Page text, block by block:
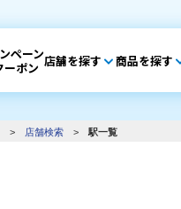
ペーン
ーポン 店舗を探す 商品を探す
> 店舗検索 > 駅一覧